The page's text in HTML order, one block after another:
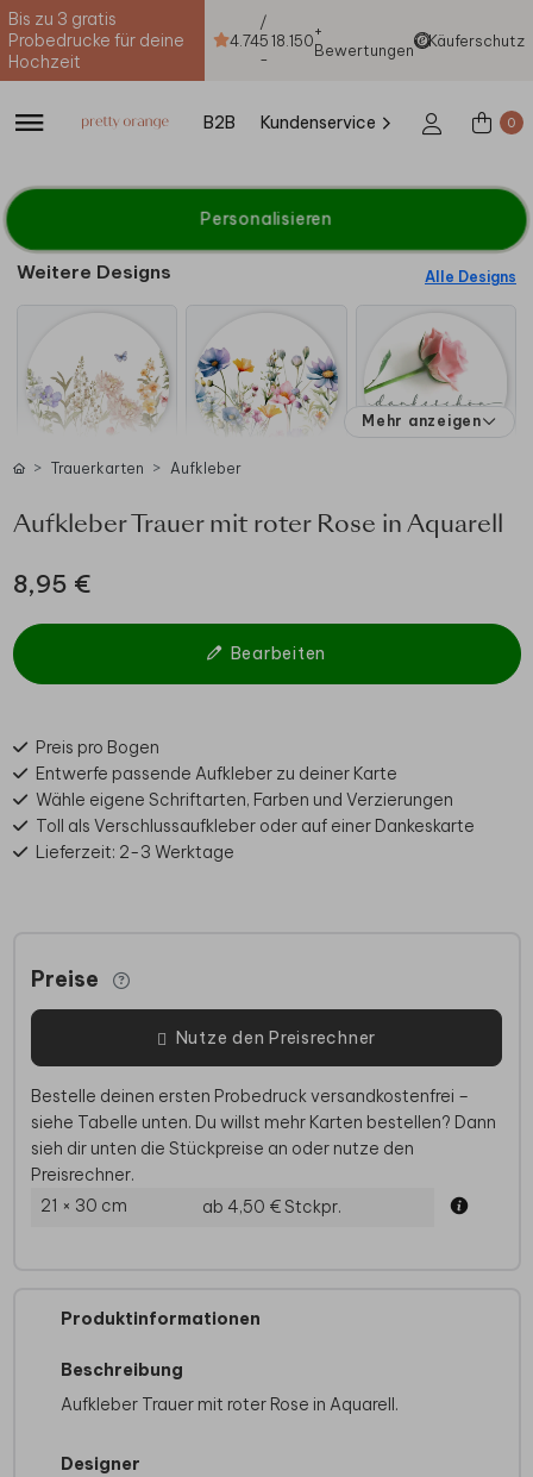
Bis zu 3 gratis
Probedrucke für deine
Hochzeit
4.74
/
5
-
18.150+
Bewertungen
Käuferschutz
B2B Kundenservice 0
Personalisieren
Weitere Designs Alle Designs
Mehr anzeigen
Trauerkarten Aufkleber
Aufkleber Trauer mit roter Rose in Aquarell
8,95 €
Bearbeiten
Preis pro Bogen
Entwerfe passende Aufkleber zu deiner Karte
Wähle eigene Schriftarten, Farben und Verzierungen
Toll als Verschlussaufkleber oder auf einer Dankeskarte
Lieferzeit: 2-3 Werktage
Preise
Nutze den Preisrechner
Bestelle deinen ersten Probedruck versandkostenfrei –
siehe Tabelle unten. Du willst mehr Karten bestellen? Dann
sieh dir unten die Stückpreise an oder nutze den
Preisrechner.
21 × 30 cm
ab 4,50 €Stckpr.
Produktinformationen
Beschreibung
Aufkleber Trauer mit roter Rose in Aquarell.
Designer